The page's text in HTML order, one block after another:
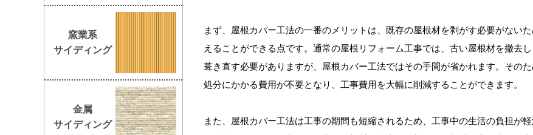
まず、屋根カバー工法の一番のメリットは、既存の屋根材を剥がす必要がない
えることができる点です。通常の屋根リフォーム工事では、古い屋根材を撤去
葺き直す必要がありますが、屋根カバー工法ではその手間が省かれます。その
処分にかかる費用が不要となり、工事費用を大幅に削減することができます。
また、屋根カバー工法は工事の期間も短縮されるため、工事中の生活の負担が
窯業系
サイディング
金属
サイディング